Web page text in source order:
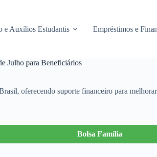
e Auxílios Estudantis Empréstimos e
Julho para Beneficiários
oferecendo suporte financeiro para
Bolsa Família